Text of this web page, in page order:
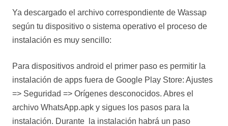
Ya descargado el archivo correspondiente de Wassap
según tu dispositivo o sistema operativo el proceso de
instalación es muy sencillo:
Para dispositivos android el primer paso es permitir la
instalación de apps fuera de Google Play Store: Ajustes
=> Seguridad => Orígenes desconocidos. Abres el
archivo WhatsApp.apk y sigues los pasos para la
instalación. Durante la instalación habrá un paso